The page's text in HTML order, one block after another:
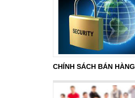
CHÍNH SÁCH BÁN HÀNG